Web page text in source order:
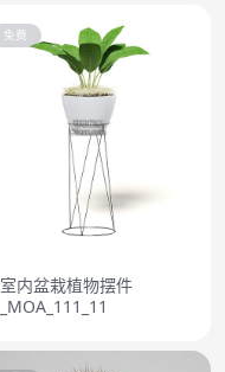
免费
室内盆栽植物摆件
_MOA_111_11